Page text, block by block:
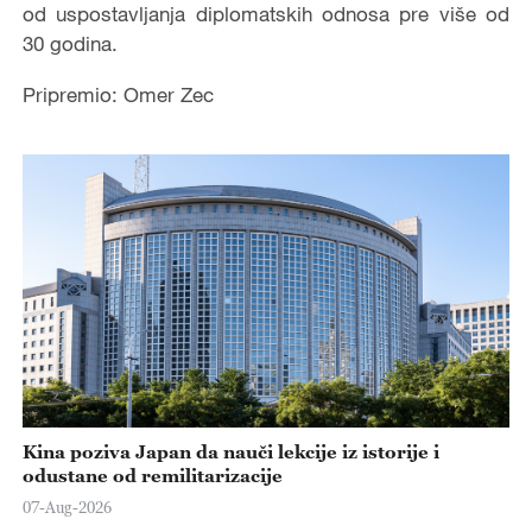
od uspostavljanja diplomatskih odnosa pre više od
30 godina.
Pripremio: Omer Zec
Kina poziva Japan da nauči lekcije iz istorije i
odustane od remilitarizacije
07-Aug-2026